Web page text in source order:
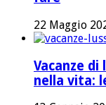
22 Maggio
Vacanze
nella vita: